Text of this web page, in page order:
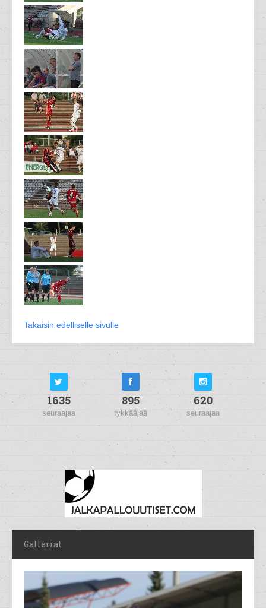
Takaisin edelliselle sivulle
1635
seuraajaa
895
tykkääjää
620
seuraajaa
Galleriat